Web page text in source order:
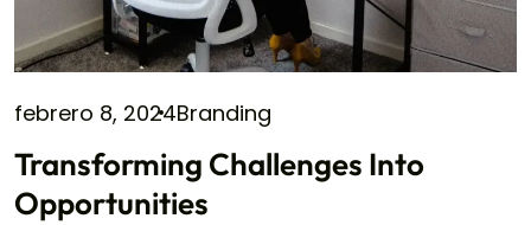
febrero 8, 2024Branding
Transforming Challenges Into
Opportunities